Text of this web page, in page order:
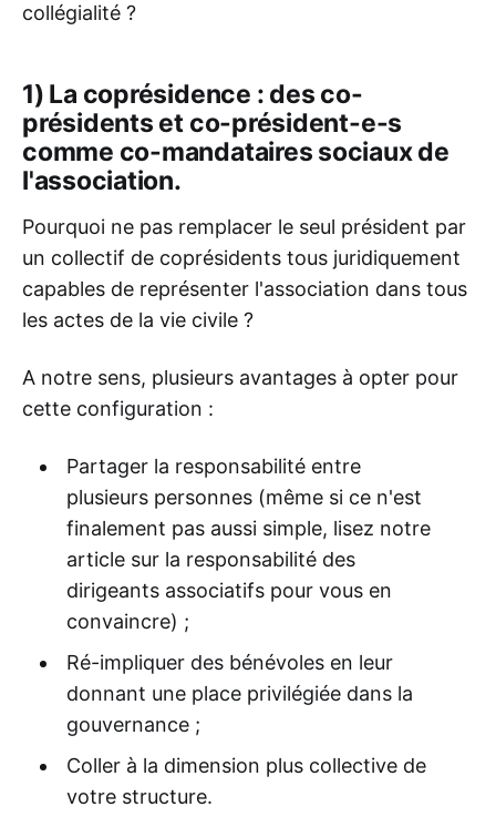
collégialité ?
1) La coprésidence : des co-
présidents et co-président-e-s
comme co-mandataires sociaux de
l'association.
Pourquoi ne pas remplacer le seul président par
un collectif de coprésidents tous juridiquement
capables de représenter l'association dans tous
les actes de la vie civile ?
A notre sens, plusieurs avantages à opter pour
cette configuration :
Partager la responsabilité entre
plusieurs personnes (même si ce n'est
finalement pas aussi simple, lisez notre
article sur la responsabilité des
dirigeants associatifs pour vous en
convaincre) ;
Ré-impliquer des bénévoles en leur
donnant une place privilégiée dans la
gouvernance ;
Coller à la dimension plus collective de
votre structure.